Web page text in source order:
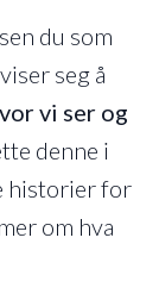
du som
seg å
vi ser og
denne i
historier for
om hva